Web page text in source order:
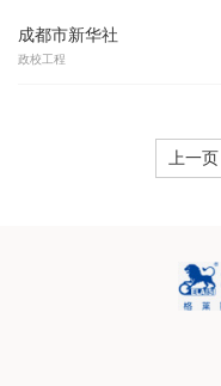
成都市新华社
政校工程
上一页